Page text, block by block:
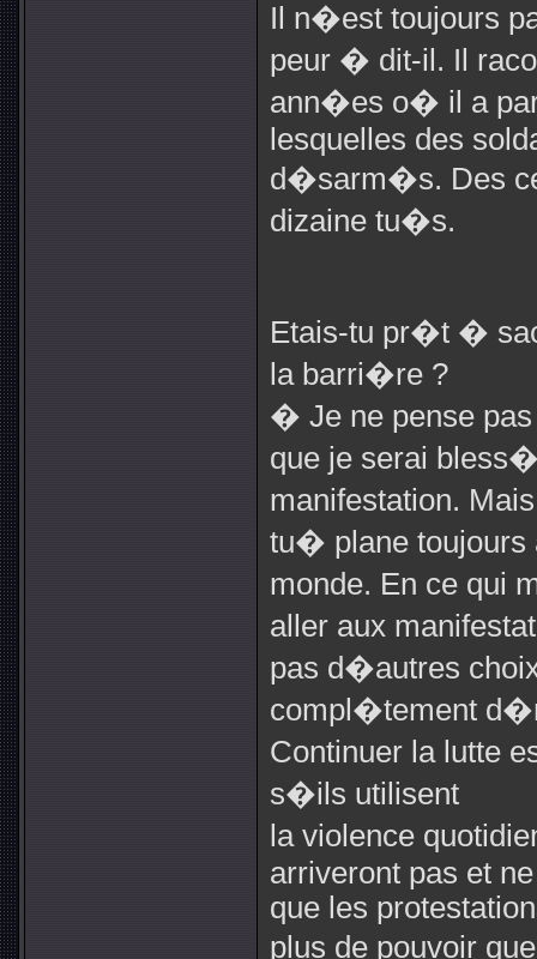
Il n�est toujours
peur � dit-il. Il
ann�es o� il a
lesquelles des
d�sarm�s. Des
dizaine tu�s.
Etais-tu pr�t �
la barri�re ?
� Je ne pense
que je serai
manifestation.
tu� plane toujours
monde. En ce qui
aller aux
pas d�autres
compl�tement
Continuer la lutte
s�ils utilisent
la violence
arriveront pas et
que les
plus de pouvoir